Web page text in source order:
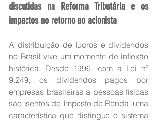
discutidas na Reforma Tributária e os
impactos no retorno ao acionista
A distribuição de lucros e dividendos
no Brasil vive um momento de inflexão
histórica. Desde 1996, com a Lei nº
9.249, os dividendos pagos por
empresas brasileiras a pessoas físicas
são isentos de Imposto de Renda, uma
característica que distingue o sistema